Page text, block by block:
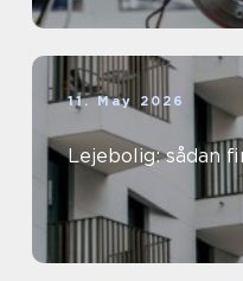
11. May 2026
Lejebolig: sådan